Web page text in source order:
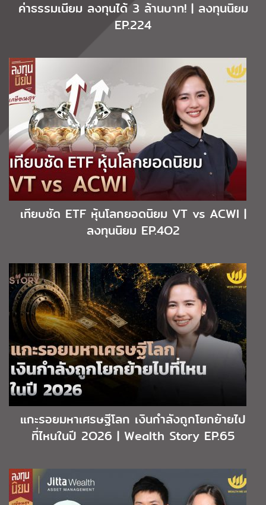
ค่าธรรมเนียม ลงทุนได้ 3 ล้านบาท! | ลงทุนนิยม
EP.224
เทียบชัด ETF หุ้นโลกยอดนิยม VT vs ACWI |
ลงทุนนิยม EP.4O2
แกะรอยมหาเศรษฐีโลก เงินกำลังถูกโยกย้ายไป
ที่ไหนในปี 2O26 | Wealth Story EP.65